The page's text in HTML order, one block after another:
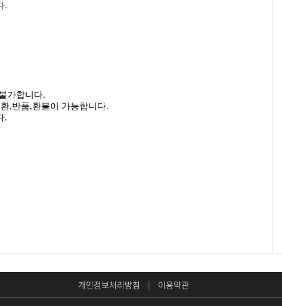
.
가합니다.
,반품,환불이 가능합니다.
.
개인정보처리방침 | 이용약관